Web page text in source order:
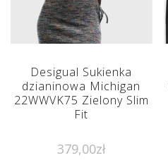
Desigual Sukienka
dzianinowa Michigan
22WWVK75 Zielony Slim
Fit
379,00zł